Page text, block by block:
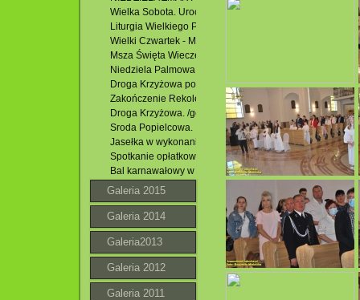
Wielka Sobota. Uroczysta Liturgia Wigilii Paschalnej
Liturgia Wielkiego Piątku
Wielki Czwartek - Msza Św. Wieczerzy Pańskiej
Msza Święta Wieczerzy Pańskiej
Niedziela Palmowa. 20.03.2016 r.
Droga Krzyżowa po osiedlu Podzamek. 18.03.2016 r.
Zakończenie Rekolekcji Wielkopostnych. /godz.11.00/
Droga Krzyżowa. /godz. 17.30/
Sroda Popielcowa. 10.02.2016 r.
Jasełka w wykonaniu POW w Krasnobrodzie.
Spotkanie opłatkowe Róż Różańcowych . 02.01.2016 r.
Bal karnawałowy w Jacni. 30.01.2016 r.
Galeria 2015
Galeria 2014
Galeria2013
Galeria 2012
Galeria 2011